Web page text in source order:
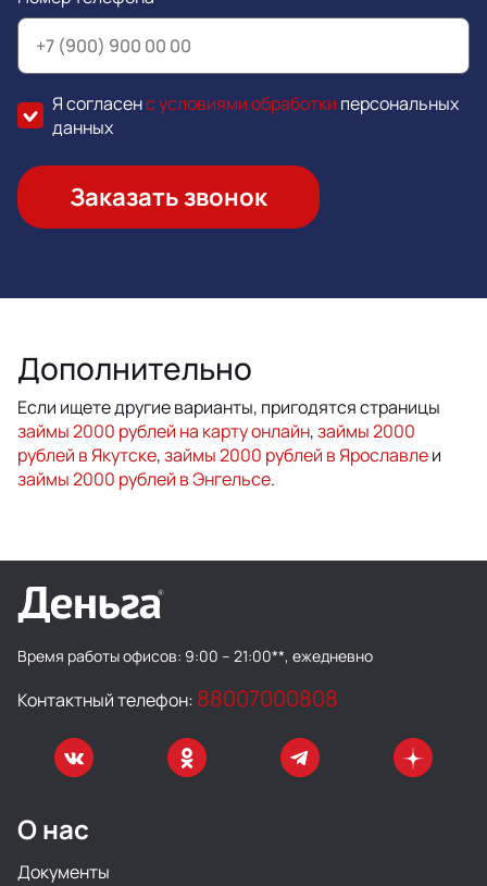
Я согласенс условиями обработки персональных
данных
Заказать звонок
Дополнительно
Если ищете другие варианты, пригодятся страницы
займы 2000 рублей на карту онлайн,займы 2000
рублей в Якутске,займы 2000 рублей в Ярославлеи
займы 2000 рублей в Энгельсе.
Время работы офисов: 9:00 – 21:00**, ежедневно
Контактный телефон: 88007000808
О нас
Документы